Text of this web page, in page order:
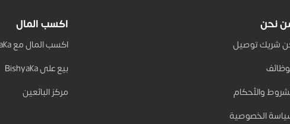
نحن
شريك توصيل
والأحكام
الخصوصية
اكسب المال
اكسب المال مع Bishyaka
بيع على Bishyaka
مركز البائعين